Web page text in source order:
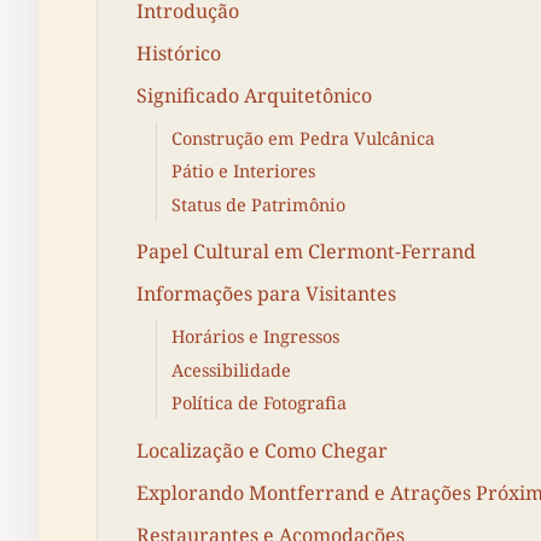
Introdução
Histórico
Significado Arquitetônico
Construção em Pedra Vulcânica
Pátio e Interiores
Status de Patrimônio
Papel Cultural em Clermont-Ferrand
Informações para Visitantes
Horários e Ingressos
Acessibilidade
Política de Fotografia
Localização e Como Chegar
Explorando Montferrand e Atrações
Restaurantes e Acomodações